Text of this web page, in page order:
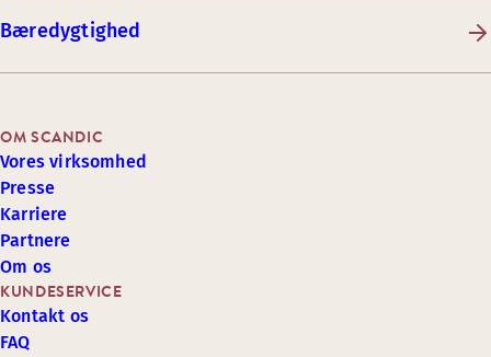
Bæredygtighed
KUNDESERVICE
Kontakt os
FAQ
OM SCANDIC
Vores virksomhed
Presse
Karriere
Partnere
Om os